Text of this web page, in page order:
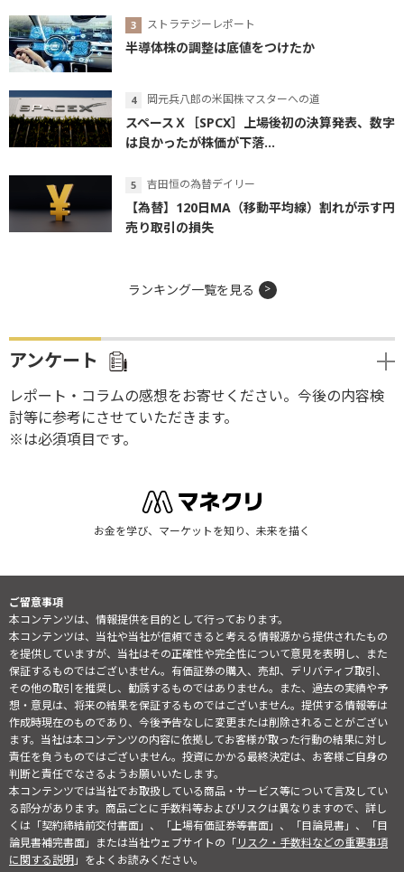
ストラテジーレポート
半導体株の調整は底値をつけたか
岡元兵八郎の米国株マスターへの道
スペースＸ［SPCX］上場後初の決算発表、数字
は良かったが株価が下落...
吉田恒の為替デイリー
【為替】120日MA（移動平均線）割れが示す円
売り取引の損失
ランキング一覧を見る
アンケート
レポート・コラムの感想をお寄せください。今後の内容検
討等に参考にさせていただきます。
※は必須項目です。
お金を学び、マーケットを知り、未来を描く
ご留意事項
本コンテンツは、情報提供を目的として行っております。
本コンテンツは、当社や当社が信頼できると考える情報源から提供されたもの
を提供していますが、当社はその正確性や完全性について意見を表明し、また
保証するものではございません。有価証券の購入、売却、デリバティブ取引、
その他の取引を推奨し、勧誘するものではありません。また、過去の実績や予
想・意見は、将来の結果を保証するものではございません。提供する情報等は
作成時現在のものであり、今後予告なしに変更または削除されることがござい
ます。当社は本コンテンツの内容に依拠してお客様が取った行動の結果に対し
責任を負うものではございません。投資にかかる最終決定は、お客様ご自身の
判断と責任でなさるようお願いいたします。
本コンテンツでは当社でお取扱している商品・サービス等について言及してい
る部分があります。商品ごとに手数料等およびリスクは異なりますので、詳し
くは「契約締結前交付書面」、「上場有価証券等書面」、「目論見書」、「目
論見書補完書面」または当社ウェブサイトの「リスク・手数料などの重要事項
に関する説明」をよくお読みください。